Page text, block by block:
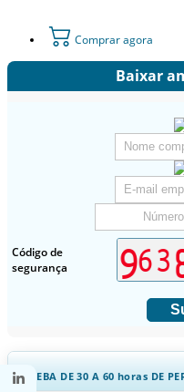
Comprar agora
Baixar
Código de
segurança
RECEBA DE 30 A 60 horas DE